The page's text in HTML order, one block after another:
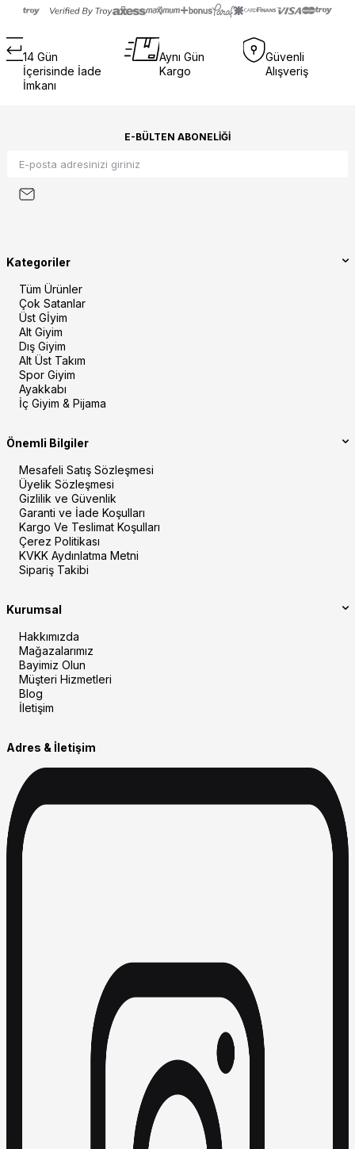
14 Gün
İçerisinde İade
İmkanı
Aynı Gün
Kargo
Güvenli
Alışveriş
E-BÜLTEN ABONELIĞI
Kategoriler
Tüm Ürünler
Çok Satanlar
Üst Gİyim
Alt Giyim
Dış Giyim
Alt Üst Takım
Spor Giyim
Ayakkabı
İç Giyim & Pijama
Önemli Bilgiler
Mesafeli Satış Sözleşmesi
Üyelik Sözleşmesi
Gizlilik ve Güvenlik
Garanti ve İade Koşulları
Kargo Ve Teslimat Koşulları
Çerez Politikası
KVKK Aydınlatma Metni
Sipariş Takibi
Kurumsal
Hakkımızda
Mağazalarımız
Bayimiz Olun
Müşteri Hizmetleri
Blog
İletişim
Adres & İletişim